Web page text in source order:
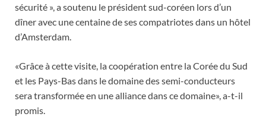
sécurité », a soutenu le président sud-coréen lors d’un
dîner avec une centaine de ses compatriotes dans un hôtel
d’Amsterdam.
«Grâce à cette visite, la coopération entre la Corée du Sud
et les Pays-Bas dans le domaine des semi-conducteurs
sera transformée en une alliance dans ce domaine», a-t-il
promis.